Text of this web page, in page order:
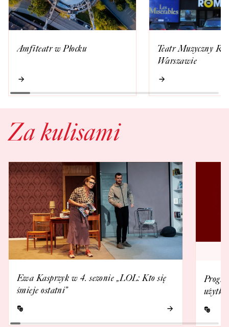
Amfiteatr w Płocku
Teatr Muzyczny
Warszawie
Za kulisami
Ewa Kasprzyk w 4. sezonie „LOL: Kto się
śmieje ostatni”